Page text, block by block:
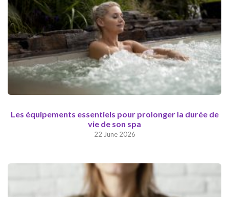
Les équipements essentiels pour prolonger la durée de
vie de son spa
22 June 2026